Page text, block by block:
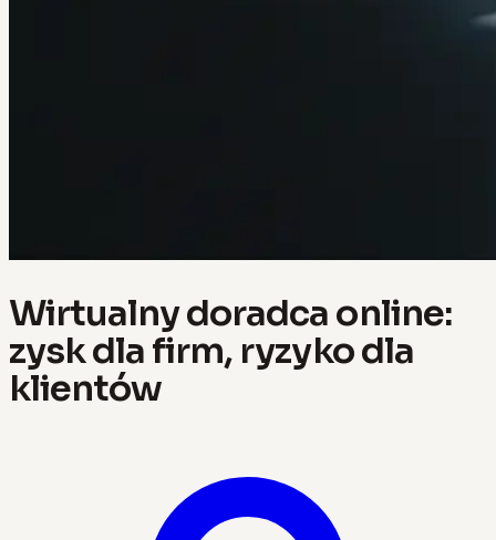
Wirtualny doradca online:
zysk dla firm, ryzyko dla
klientów